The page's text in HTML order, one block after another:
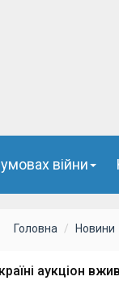
війни
Головна Новини
аукціон